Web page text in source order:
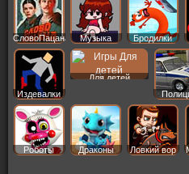
СловоПацана Музыка Бродилки
Издевалки
Для детей
Роботы Драконы Ловкий вор